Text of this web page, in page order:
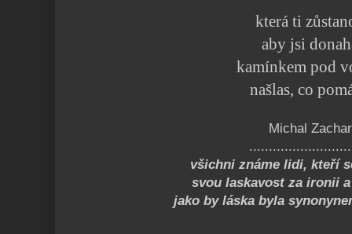
která ti
aby jsi
kamínkem pod
našlas, co
Michal Zachar
všichni známe lidi, kteří
svou laskavost za ironii
jako by láska byla